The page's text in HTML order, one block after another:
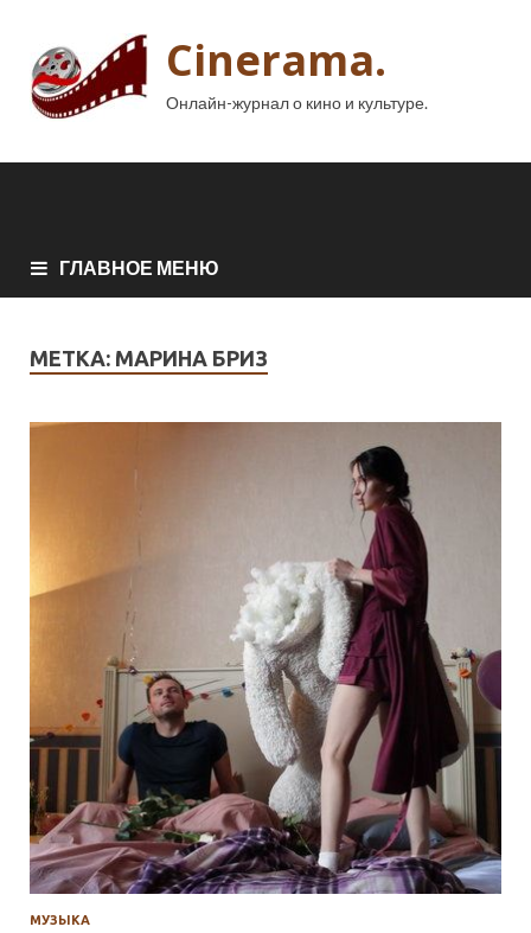
Cinerama.
Онлайн-журнал о кино и культуре.
ГЛАВНОЕ МЕНЮ
МЕТКА: МАРИНА БРИЗ
МУЗЫКА